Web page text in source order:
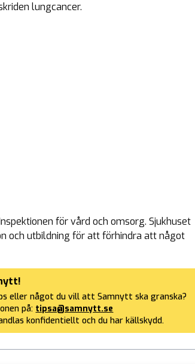
lungcancer.
för vård och omsorg. Sjukhuset
och utbildning för att förhindra att något
eller något du vill att Samnytt ska granska?
på: tipsa@samnytt.se
konfidentiellt och du har källskydd.